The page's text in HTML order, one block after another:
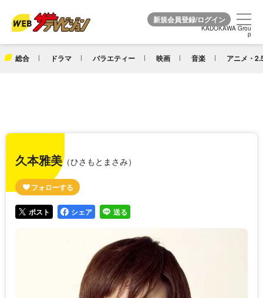
KADOKAWA Grou
p
総合 ドラマ バラエティー 映画 音楽 アニメ・
KADOKAWA Grou
p
久本雅美（ひさもとまさみ）
ポスト シェア 送る